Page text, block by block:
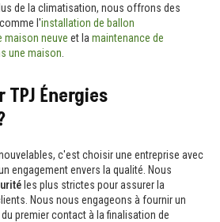
de la climatisation, nous offrons des
l'installation de ballon
maison neuve et la maintenance de
une maison
Énergies
c'est choisir une entreprise avec
engagement envers la qualité. Nous
les plus strictes pour assurer la
Nous nous engageons à fournir un
premier contact à la finalisation de